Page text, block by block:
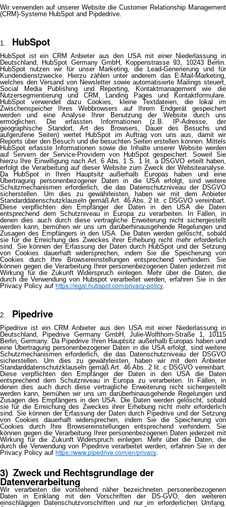
Wir verwenden auf unserer Website die Customer Relationship Management
(CRM)-Systeme HubSpot and Pipdedrive.
HubSpot
HubSpot ist ein CRM Anbieter aus den USA mit einer Niederlassung in
Deutschland, HubSpot Germany GmbH, Koppenstrasse 93, 10243 Berlin.
HubSpot nutzen wir für unser Marketing, die Lead-Generierung und für
Kundendienstzwecke. Hierzu zählen unter anderem das E-Mail-Marketing,
welches den Versand von Newsletter sowie automatisierte Mailings steuert,
Social Media Publishing und Reporting, Kontaktmanagement wie die
Nutzersegmentierung und CRM, Landing Pages und Kontaktformulare.
HubSpot verwendet dazu Cookies, kleine Textdateien, die lokal im
Zwischenspeicher Ihres Webbrowsers auf Ihrem Endgerät gespeichert
werden und eine Analyse Ihrer Benutzung der Website durch uns
ermöglichen. Die erfassten Informationen (z.B. IP-Adresse, der
geographische Standort, Art des Browsers, Dauer des Besuchs und
aufgerufene Seiten) wertet HubSpot im Auftrag von uns aus, damit wir
Reports über den Besuch und die besuchten Seiten erstellen können. Mittels
HubSpot erfasste Informationen sowie die Inhalte unserer Website werden
auf Servern der Service-Providern von HubSpot gespeichert. Soweit Sie
hierzu Ihre Einwilligung nach Art. 6 Abs. 1 S. 1 lit. a DSGVO erteilt haben,
erfolgt die Verarbeitung auf dieser Website zum Zweck der Websiteanalyse.
Da HubSpot in Ihren Hauptsitz außerhalb Europas haben und eine
Übertragung personenbezogener Daten in die USA erfolgt, sind weitere
Schutzmechanismen erforderlich, die das Datenschutzniveau der DSGVO
sicherstellen. Um dies zu gewährleisten, haben wir mit dem Anbieter
Standarddatenschutzklauseln gemäß Art. 46 Abs. 2 lit. c DSGVO vereinbart.
Diese verpflichten den Empfänger der Daten in den USA die Daten
entsprechend dem Schutzniveau in Europa zu verarbeiten. In Fällen, in
denen dies auch durch diese vertragliche Erweiterung nicht sichergestellt
werden kann, bemühen wir uns um darüberhinausgehende Regelungen und
Zusagen des Empfängers in den USA. Die Daten werden gelöscht, sobald
sie für die Erreichung des Zweckes ihrer Erhebung nicht mehr erforderlich
sind. Sie können der Erfassung der Daten durch HubSpot und der Setzung
von Cookies dauerhaft widersprechen, indem Sie die Speicherung von
Cookies durch Ihre Browsereinstellungen entsprechend verhindern. Sie
können gegen die Verarbeitung Ihrer personenbezogenen Daten jederzeit mit
Wirkung für die Zukunft Widerspruch einlegen. Mehr über die Daten, die
durch die Verwendung von Hubspot verarbeitet werden, erfahren Sie in der
Privacy Policy auf https://legal.hubspot.com/privacy-policy.
Pipedrive
Pipedrive ist ein CRM Anbieter aus den USA mit einer Niederlassung in
Deutschland, Pipedrive Germany GmbH, Julie-Wolfthorn-Straße 1, 10115
Berlin, Germany. Da Pipedrive Ihren Hauptsitz außerhalb Europas haben und
eine Übertragung personenbezogener Daten in die USA erfolgt, sind weitere
Schutzmechanismen erforderlich, die das Datenschutzniveau der DSGVO
sicherstellen. Um dies zu gewährleisten, haben wir mit dem Anbieter
Standarddatenschutzklauseln gemäß Art. 46 Abs. 2 lit. c DSGVO vereinbart.
Diese verpflichten den Empfänger der Daten in den USA die Daten
entsprechend dem Schutzniveau in Europa zu verarbeiten. In Fällen, in
denen dies auch durch diese vertragliche Erweiterung nicht sichergestellt
werden kann, bemühen wir uns um darüberhinausgehende Regelungen und
Zusagen des Empfängers in den USA. Die Daten werden gelöscht, sobald
sie für die Erreichung des Zweckes ihrer Erhebung nicht mehr erforderlich
sind. Sie können der Erfassung der Daten durch Pipedrive und der Setzung
von Cookies dauerhaft widersprechen, indem Sie die Speicherung von
Cookies durch Ihre Browsereinstellungen entsprechend verhindern. Sie
können gegen die Verarbeitung Ihrer personenbezogenen Daten jederzeit mit
Wirkung für die Zukunft Widerspruch einlegen. Mehr über die Daten, die
durch die Verwendung von Pipedrive verarbeitet werden, erfahren Sie in der
Privacy Policy auf https://www.pipedrive.com/en/privacy.
3) Zweck und Rechtsgrundlage der
Datenverarbeitung
Wir verarbeiten die vorstehend näher bezeichneten personenbezogenen
Daten in Einklang mit den Vorschriften der DS-GVO, den weiteren
einschlägigen Datenschutzvorschriften und nur im erforderlichen Umfang.